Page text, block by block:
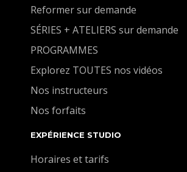
Reformer sur demande
SÉRIES + ATELIERS sur demande
PROGRAMMES
Explorez TOUTES nos vidéos
Nos instructeurs
Nos forfaits
EXPÉRIENCE STUDIO
Horaires et tarifs